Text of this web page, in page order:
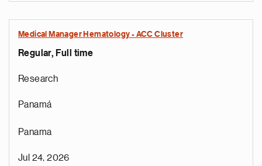
Medical Manager Hematology - ACC Cluster
Regular, Full time
Research
Panamá
Panama
Jul 24, 2026